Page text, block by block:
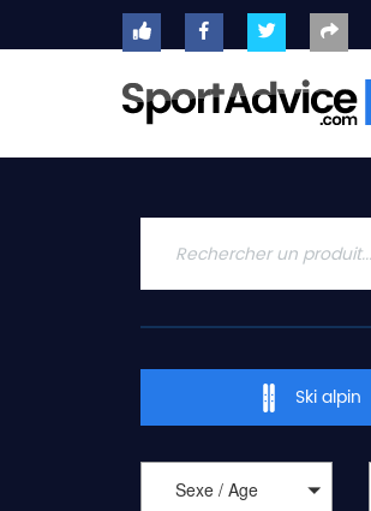
ACCUEIL
2020
CONSEILS
QUESTIONS
Ski alpin
Sexe / Age